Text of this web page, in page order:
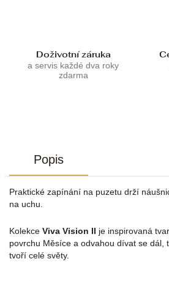
Doživotní záruka
a servis každé dva roky
zdarma
Popis
Praktické zapínání na puzetu drží
na uchu.
Kolekce Viva Vision II je inspirovaná
povrchu Měsíce a odvahou dívat se dál,
tvoří celé světy.